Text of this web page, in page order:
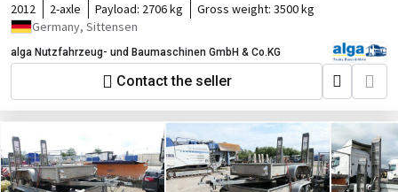
2012 2-axle Payload: 2706 kg Gross weight: 3500 kg
Germany, Sittensen
alga Nutzfahrzeug- und Baumaschinen GmbH & Co.KG
Contact the seller